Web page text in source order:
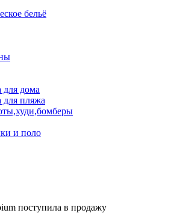
бельё
дома
пляжа
и поло
поступила в продажу